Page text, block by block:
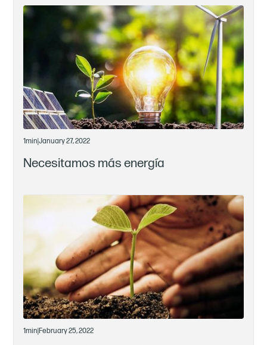
1min |January 27, 2022
Necesitamos más energía
1min |February 25, 2022